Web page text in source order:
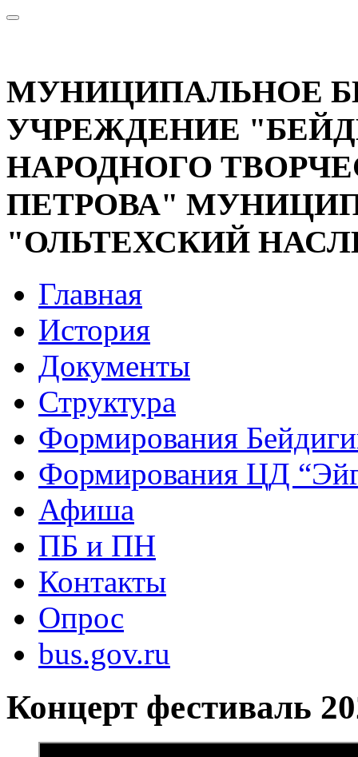
МУНИЦИПАЛЬНОЕ
УЧРЕЖДЕНИЕ
НАРОДНОГО
ПЕТРОВА"
"ОЛЬТЕХСКИЙ
Главная
История
Документы
Структура
Формирования
Формирования ЦД
Афиша
ПБ и ПН
Контакты
Опрос
bus.gov.ru
Концерт фестиваль